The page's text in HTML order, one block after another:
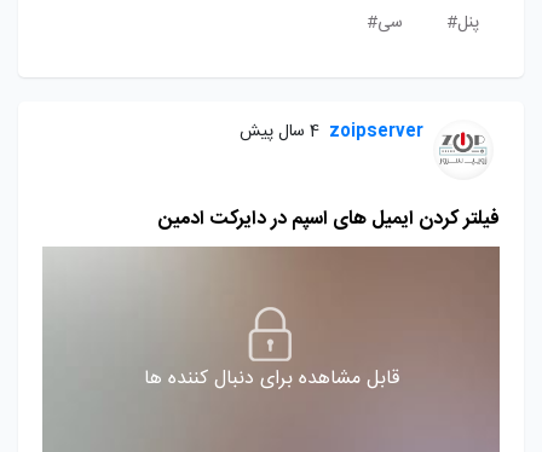
پنل# سی#
zoipserver 4 سال پیش
فیلتر کردن ایمیل های اسپم در دایرکت ادمین
قابل مشاهده برای دنبال کننده ها